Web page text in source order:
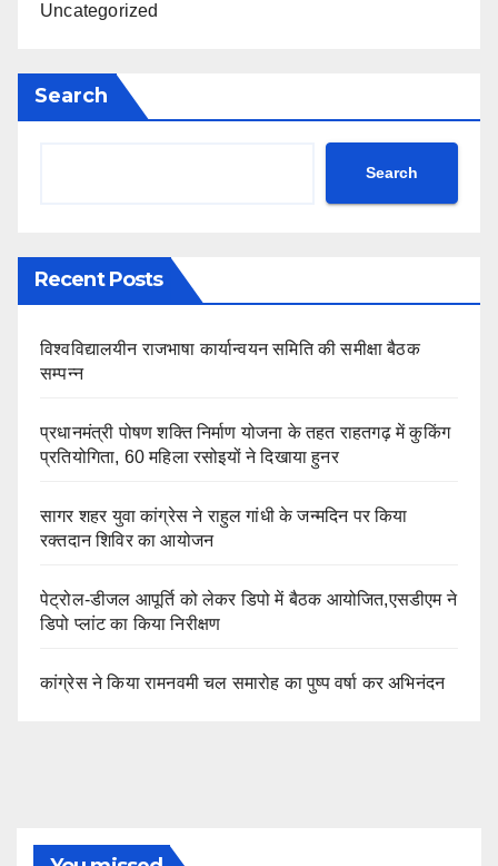
Uncategorized
Search
Search
Recent Posts
विश्वविद्यालयीन राजभाषा कार्यान्वयन समिति की समीक्षा बैठक
सम्पन्न
प्रधानमंत्री पोषण शक्ति निर्माण योजना के तहत राहतगढ़ में कुकिंग
प्रतियोगिता, 60 महिला रसोइयों ने दिखाया हुनर
सागर शहर युवा कांग्रेस ने राहुल गांधी के जन्मदिन पर किया
रक्तदान शिविर का आयोजन
पेट्रोल-डीजल आपूर्ति को लेकर डिपो में बैठक आयोजित,एसडीएम ने
डिपो प्लांट का किया निरीक्षण
कांग्रेस ने किया रामनवमी चल समारोह का पुष्प वर्षा कर अभिनंदन